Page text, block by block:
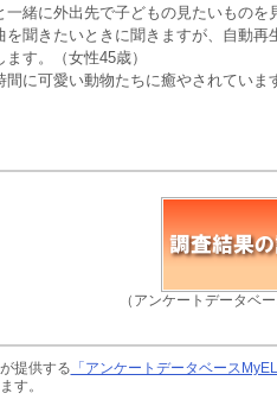
一緒に外出先で子どもの見たいものを
を聞きたいときに聞きますが、自動
す。（女性45歳）
間に可愛い動物たちに癒やされていま
（アンケートデータベ
提供する 「アンケートデータベース
す。